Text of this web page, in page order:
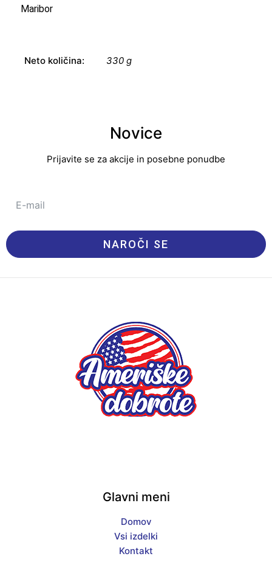
Maribor
Neto količina: 330 g
Novice
Prijavite se za akcije in posebne ponudbe
NAROČI SE
Glavni meni
Domov
Vsi izdelki
Kontakt